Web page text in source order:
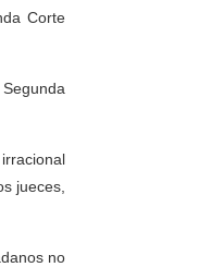
Corte
jueces,
no